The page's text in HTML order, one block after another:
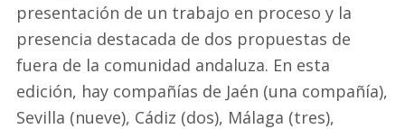
presentación de un trabajo en proceso y la
presencia destacada de dos propuestas de
fuera de la comunidad andaluza. En esta
edición, hay compañías de Jaén (una compañía),
Sevilla (nueve), Cádiz (dos), Málaga (tres),